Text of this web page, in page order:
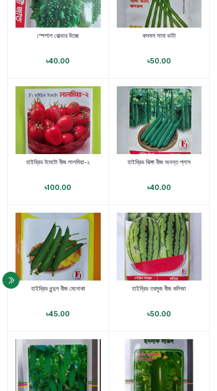
পণ্য যোগ করুন
স্পেশাল বোল্ডার উচ্ছে
৳40.00
পণ্য যোগ করুন
কসমস সাদা ডাটা
৳50.00
পণ্য যোগ করুন
হাইব্রিড টমেটো বীজ লালমিয়া-২
৳100.00
পণ্য যোগ করুন
হাইব্রিড ঝিঙ্গা বীজ অনন্ত প্লাস
৳40.00
পণ্য যোগ করুন
হাইব্রিড ধুন্দুল বীজ মেনোকা
৳45.00
পণ্য যোগ করুন
হাইব্রিড তরমুজ বীজ কলিজা
৳50.00